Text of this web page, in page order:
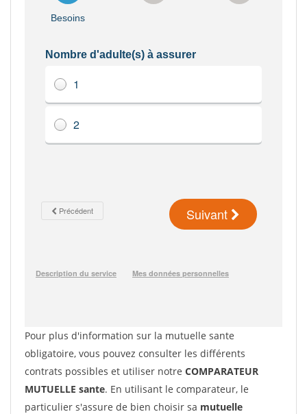
Pour plus d'information sur la mutuelle sante
obligatoire, vous pouvez consulter les différents
contrats possibles et utiliser notre COMPARATEUR
MUTUELLE sante. En utilisant le comparateur, le
particulier s'assure de bien choisir sa mutuelle